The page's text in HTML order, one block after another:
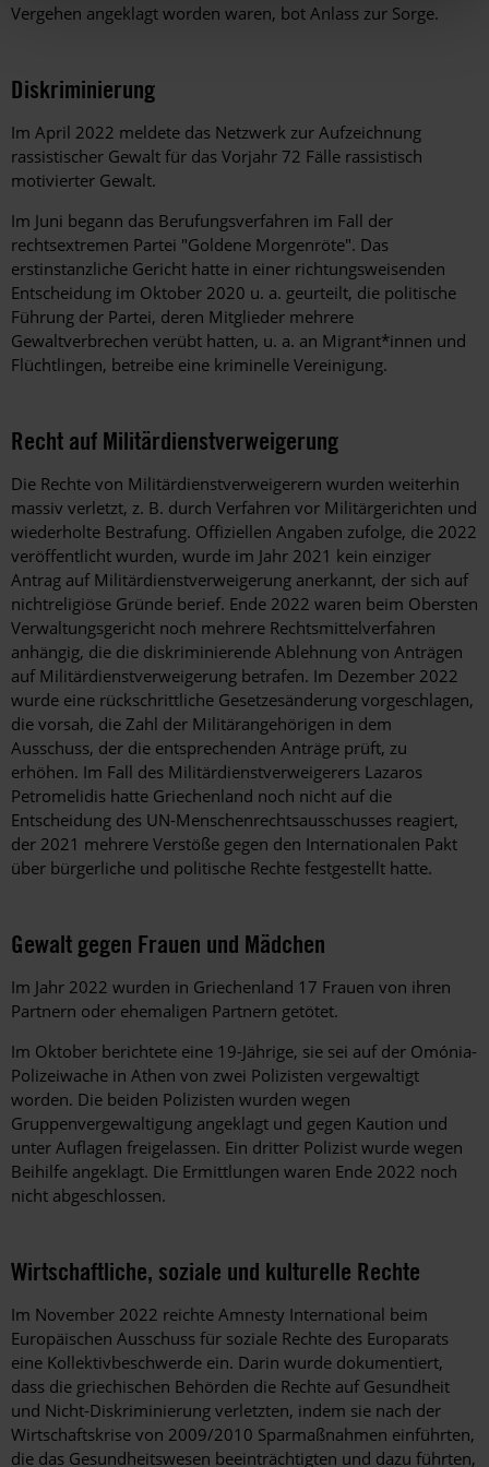
Vergehen angeklagt worden waren, bot Anlass zur Sorge.
Diskriminierung
Im April 2022 meldete das Netzwerk zur Aufzeichnung
rassistischer Gewalt für das Vorjahr 72 Fälle rassistisch
motivierter Gewalt.
Im Juni begann das Berufungsverfahren im Fall der
rechtsextremen Partei "Goldene Morgenröte". Das
erstinstanzliche Gericht hatte in einer richtungsweisenden
Entscheidung im Oktober 2020 u. a. geurteilt, die politische
Führung der Partei, deren Mitglieder mehrere
Gewaltverbrechen verübt hatten, u. a. an Migrant*innen und
Flüchtlingen, betreibe eine kriminelle Vereinigung.
Recht auf Militärdienstverweigerung
Die Rechte von Militärdienstverweigerern wurden weiterhin
massiv verletzt, z. B. durch Verfahren vor Militärgerichten und
wiederholte Bestrafung. Offiziellen Angaben zufolge, die 2022
veröffentlicht wurden, wurde im Jahr 2021 kein einziger
Antrag auf Militärdienstverweigerung anerkannt, der sich auf
nichtreligiöse Gründe berief. Ende 2022 waren beim Obersten
Verwaltungsgericht noch mehrere Rechtsmittelverfahren
anhängig, die die diskriminierende Ablehnung von Anträgen
auf Militärdienstverweigerung betrafen. Im Dezember 2022
wurde eine rückschrittliche Gesetzesänderung vorgeschlagen,
die vorsah, die Zahl der Militärangehörigen in dem
Ausschuss, der die entsprechenden Anträge prüft, zu
erhöhen. Im Fall des Militärdienstverweigerers Lazaros
Petromelidis hatte Griechenland noch nicht auf die
Entscheidung des UN-Menschenrechtsausschusses reagiert,
der 2021 mehrere Verstöße gegen den Internationalen Pakt
über bürgerliche und politische Rechte festgestellt hatte.
Gewalt gegen Frauen und Mädchen
Im Jahr 2022 wurden in Griechenland 17 Frauen von ihren
Partnern oder ehemaligen Partnern getötet.
Im Oktober berichtete eine 19-Jährige, sie sei auf der Omónia-
Polizeiwache in Athen von zwei Polizisten vergewaltigt
worden. Die beiden Polizisten wurden wegen
Gruppenvergewaltigung angeklagt und gegen Kaution und
unter Auflagen freigelassen. Ein dritter Polizist wurde wegen
Beihilfe angeklagt. Die Ermittlungen waren Ende 2022 noch
nicht abgeschlossen.
Wirtschaftliche, soziale und kulturelle Rechte
Im November 2022 reichte Amnesty International beim
Europäischen Ausschuss für soziale Rechte des Europarats
eine Kollektivbeschwerde ein. Darin wurde dokumentiert,
dass die griechischen Behörden die Rechte auf Gesundheit
und Nicht-Diskriminierung verletzten, indem sie nach der
Wirtschaftskrise von 2009/2010 Sparmaßnahmen einführten,
die das Gesundheitswesen beeinträchtigten und dazu führten,